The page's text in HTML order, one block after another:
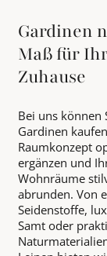
Gardinen
Maß für
Zuhause
Bei uns können
Gardinen
Raumkonzept
ergänzen und
Wohnräume
abrunden. Von
Seidenstoffe,
Samt oder